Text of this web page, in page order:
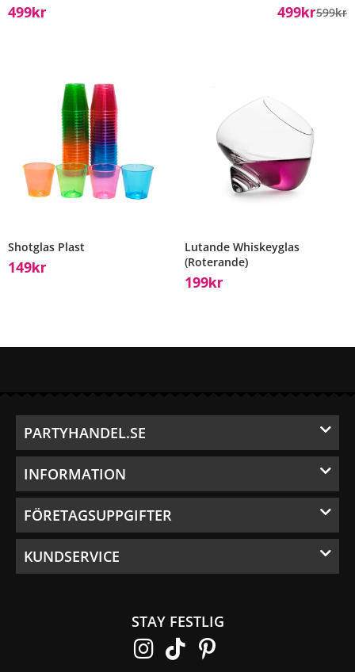
499Kr
599Kr
499Kr
Shotglas Plast
149Kr
Lutande Whiskeyglas
(Roterande)
199Kr
PARTYHANDEL.SE
INFORMATION
FÖRETAGSUPPGIFTER
KUNDSERVICE
STAY FESTLIG